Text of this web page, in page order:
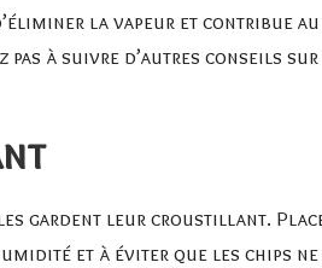
la vapeur et contribue
à suivre d’autres conseils sur
gardent leur croustillant.
et à éviter que les chips